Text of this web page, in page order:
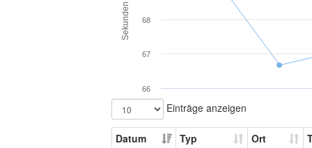
Sekunden
66
67
68
Einträge anzeigen
Datum Typ Ort